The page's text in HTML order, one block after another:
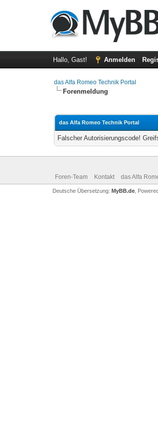
Hallo, Gast! Anmelden
das Alfa Romeo Technik Portal
Forenmeldung
das Alfa Romeo Technik Portal
Falscher Autorisierungscode!
Foren-Team Kontakt das Alfa
Deutsche Übersetzung: MyBB.de,